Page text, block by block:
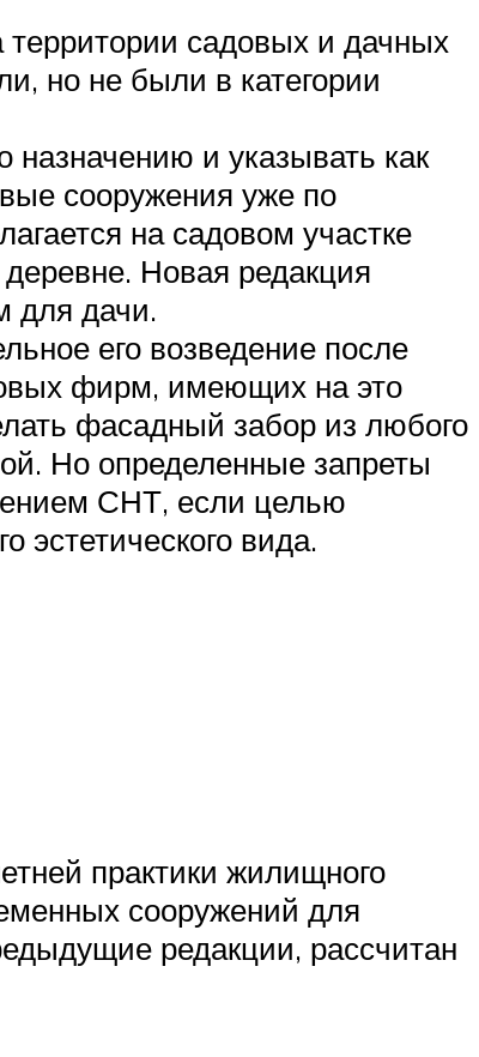
садовых и дачных
но не были в категории
и указывать как
сооружения уже по
на садовом участке
Новая редакция
для дачи.
его возведение после
фирм, имеющих на это
фасадный забор из любого
Но определенные запреты
СНТ, если целью
эстетического вида.
практики жилищного
сооружений для
редакции, рассчитан